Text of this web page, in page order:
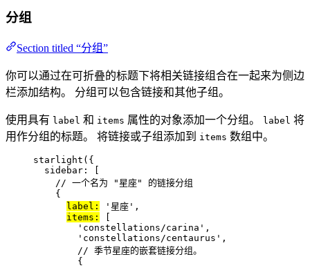
分组
Section titled “分组”
你可以通过在可折叠的标题下将相关链接组合在一起来为侧边
栏添加结构。 分组可以包含链接和其他子组。
使用具有 label 和 items 属性的对象添加一个分组。 label 将
用作分组的标题。 将链接或子组添加到 items 数组中。
starlight ({
sidebar: [
// 一个名为 "星座" 的链接分组
{
label:
' 星座 ' ,
items:
' constellations/carina ' ,
' constellations/centaurus ' ,
// 季节星座的嵌套链接分组。
{